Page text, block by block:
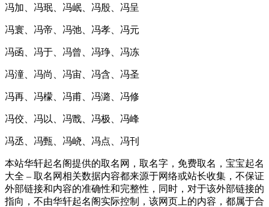
冯加、冯珉、冯岷、冯殷、冯呈
冯寰、冯帝、冯弛、冯孝、冯元
冯函、冯于、冯曾、冯琤、冯冻
冯潼、冯尚、冯宙、冯含、冯圣
冯再、冯檬、冯甫、冯潞、冯修
冯佼、冯以、冯戬、冯极、冯峰
冯丞、冯甄、冯峣、冯点、冯刊
本站华轩起名阁提供的取名网，取名字，免费取名，宝宝起名
大全 – 取名网相关数据内容都来源于网络或站长收集，不保证
外部链接和内容的准确性和完整性，同时，对于该外部链接的
指向，不由华轩起名阁实际控制，该网页上的内容，都属于合